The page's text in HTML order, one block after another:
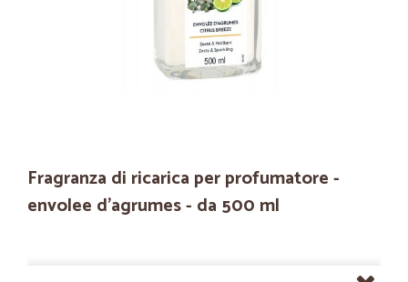
Fragranza di ricarica per profumatore -
envolee d'agrumes - da 500 ml